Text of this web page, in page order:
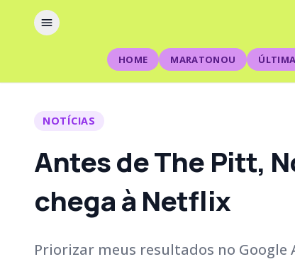
HOME MARATONOU
NOTÍCIAS
Antes de The Pitt,
chega à Netflix
Priorizar meus resultados no